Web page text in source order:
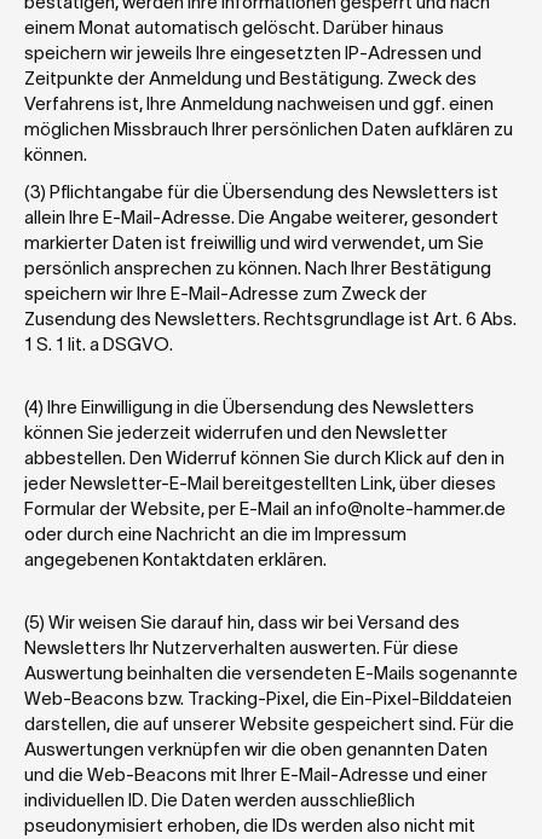
einem Monat automatisch gelöscht. Darüber hinaus
speichern wir jeweils Ihre eingesetzten IP-Adressen und
Zeitpunkte der Anmeldung und Bestätigung. Zweck des
Verfahrens ist, Ihre Anmeldung nachweisen und ggf. einen
möglichen Missbrauch Ihrer persönlichen Daten aufklären zu
können.
(3) Pflichtangabe für die Übersendung des Newsletters ist
allein Ihre E-Mail-Adresse. Die Angabe weiterer, gesondert
markierter Daten ist freiwillig und wird verwendet, um Sie
persönlich ansprechen zu können. Nach Ihrer Bestätigung
speichern wir Ihre E-Mail-Adresse zum Zweck der
Zusendung des Newsletters. Rechtsgrundlage ist Art. 6 Abs.
1 S. 1 lit. a DSGVO.
(4) Ihre Einwilligung in die Übersendung des Newsletters
können Sie jederzeit widerrufen und den Newsletter
abbestellen. Den Widerruf können Sie durch Klick auf den in
jeder Newsletter-E-Mail bereitgestellten Link, über dieses
Formular der Website, per E-Mail an info@nolte-hammer.de
oder durch eine Nachricht an die im Impressum
angegebenen Kontaktdaten erklären.
(5) Wir weisen Sie darauf hin, dass wir bei Versand des
Newsletters Ihr Nutzerverhalten auswerten. Für diese
Auswertung beinhalten die versendeten E-Mails sogenannte
Web-Beacons bzw. Tracking-Pixel, die Ein-Pixel-Bilddateien
darstellen, die auf unserer Website gespeichert sind. Für die
Auswertungen verknüpfen wir die oben genannten Daten
und die Web-Beacons mit Ihrer E-Mail-Adresse und einer
individuellen ID. Die Daten werden ausschließlich
pseudonymisiert erhoben, die IDs werden also nicht mit